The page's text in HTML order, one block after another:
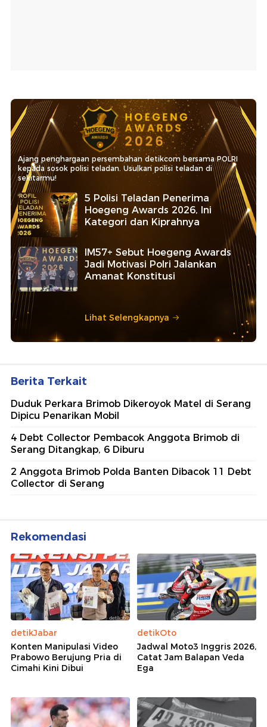
Ajang penghargaan persembahan detikcom bersama POLRI
kepada sosok polisi teladan. Usulkan polisi teladan di
sekitarmu!
5 Polisi Teladan Penerima
Hoegeng Awards 2026, Ini
Kategori dan Kiprahnya
IM57+ Sebut Hoegeng Awards
Jadi Motivasi Polri Jalankan
Amanat Konstitusi
Lihat Selengkapnya
Berita Terkait
Duduk Perkara Brimob Dikeroyok Matel di Serang
Dipicu Penarikan Mobil
4 Debt Collector Pembacok Anggota Brimob di
Serang Ditangkap, 6 Diburu
2 Anggota Brimob Polda Banten Dibacok 11 Debt
Collector di Serang
Rekomendasi
detikJabar
Konten Manipulasi Video
Prabowo Berujung Pria di
Cimahi Kini Dibui
detikOto
Jadwal Moto3 Inggris 2026,
Catat Jam Balapan Veda
Ega